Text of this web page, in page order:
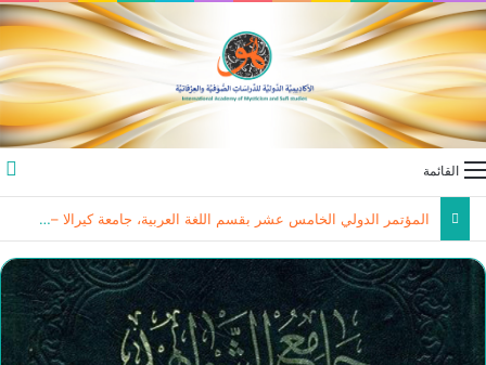
القائمة
المؤتمر الدولي الخامس عشر بقسم اللغة العربية، جامعة كيرالا – الهند